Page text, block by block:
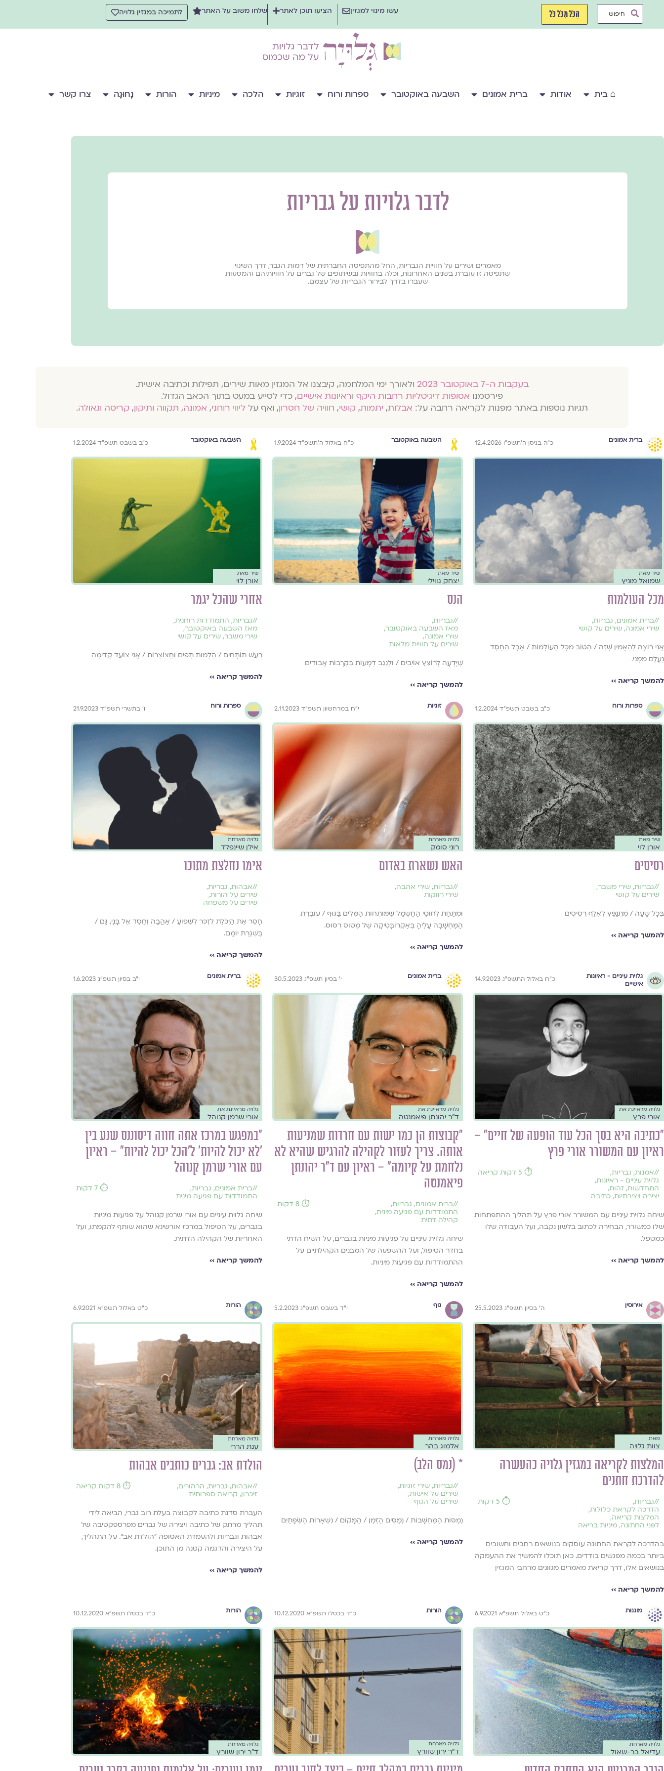
Search
הַכֹּל מִכֹּל כֹּל עשו מינוי למגזין הציעו תוכן לאתר שלחו משוב על האתר לתמיכה במגזין גלויה
⌂ בית אודות ברית אמונים השבעה באוקטובר ספרות ורוח זוגיות הלכה מיניות הורות נָחוּגָה צרו קשר
לדבר גלויות על גבריות
מאמרים ושירים על חוויית הגבריות, החל מהתפיסה החברתית של דמות הגבר, דרך השינוי
שתפיסה זו עוברת בשנים האחרונות, וכלה בחוויות ובשיתופים של גברים על חוויותיהם והמסעות
שעברו בדרך לבירור הגבריות של עצמם.
בעקבות ה-7 באוקטובר 2023
ולאורך ימי המלחמה, קיבצנו אל המגזין מאות שירים, תפילות וכתיבה אישית.
פירסמנו אסופות דיגיטליות רחבות היקף וראיונות אישיים, כדי לסייע במעט בתוך הכאב הגדול.
תגיות נוספות באתר מפנות לקריאה רחבה על: אבלות, יתמות, קושי, חוויה של חסרון, ואף על ליווי רוחני, אמונה, תקווה ותיקון, קריסה וגאולה.
ברית אמונים כ״ה בניסן ה׳תשפ״ו 12.4.2026
שיר מאת
שמואל מוניץ
מכל העולמות
//ברית אמונים, גבריות,
שירי אמונה, שירים על קושי
אֲנִי רוֹצֶה לְהַאֲמִין שֶׁזֶּה / הַטּוֹב מִכָּל הָעוֹלָמוֹת / אֲבָל הַחֶסֶד
נֶעֱלָם מִמֶּנִּי.
להמשך קריאה ››
השבעה באוקטובר כ״ח באלול ה׳תשפ״ד 1.9.2024
שיר מאת
יצחק גווילי
הנס
//גבריות,
מאז השבעה באוקטובר,
שירי אמונה,
שירים על חוויית מלאות
שֶׁיָּדְעָה לְרוֹצֵץ אוֹיְבִים / וּלְנַגֵּב דְּמָעוֹת בִּקְרָבוֹת אֲבוּדִים
להמשך קריאה ››
השבעה באוקטובר כ״ב בשבט תשפ״ד 1.2.2024
שיר מאת
אורן לוי
אחרי שהכל יגמר
//גבריות, התמודדות רוחנית,
מאז השבעה באוקטובר,
שירי משבר,שירים על קושי
רַעַשׁ תּוֹתָחִים / הַלְמוּת תֻּפִּים וַחֲצוֹצְרוֹת / אֲנִי צוֹעֵד קָדִימָה
להמשך קריאה ››
ספרות ורוח כ״ב בשבט תשפ״ד 1.2.2024
שיר מאת
אורן לוי
רסיסים
//גבריות, שירי משבר,
שירים על קושי
בְּכָל שָׁעָה / מִתְנַפֵּץ לְאֶלֶף רְסִיסִים
להמשך קריאה ››
זוגיות י״ח במרחשוון תשפ״ד 2.11.2023
גלויה מארחת
רוני סומק
האש נשארת באדום
//גבריות, שירי אהבה,
שירי רווקות
וּמִתַּחַת לְחוּטֵי הַחַשְׁמַל שֶׁמּוֹתְחוֹת הַמִּלִּים בַּגּוּף / עוֹבֶרֶת
הַמַּחְשָׁבָה עָלֶיהָ בְּאַקְרוֹבָּטִיקָה שֶׁל מְטוֹס רִסּוּס.
להמשך קריאה ››
ספרות ורוח ו׳ בתשרי תשפ״ד 21.9.2023
גלויה מארחת
אילן שיינפלד
אימו נחלצת מתוכו
//אבהות, גבריות,
שירים על הורות,
שירים על משפחה
חָסֵר אֶת הַיְּכֹלֶת לִזְכֹּר לִשְׁפוֹעַ / אַהֲבָה וְחֶסֶד אֶל בָּנַי, גַּם /
בְּשִׁגְרַת יוֹמָם.
להמשך קריאה ››
גלוית עיניים - ראיונות
אישיים
כ״ח באלול התשפ״ג 14.9.2023
גלויה מראיינת את
אורי פרץ
"כתיבה היא בסך הכל עוד הופעה של חיים" –
ראיון עם המשורר אורי פרץ
//אמנות, גבריות,
גלוית עיניים - ראיונות,
התחדשות, זהות,
יצירה ויצירתיות, כתיבה
⏱️ 5 דקות קריאה
שיחה גלוית עיניים עם המשורר אורי פרץ על תהליך ההתפתחות
שלו כמשורר, הבחירה לכתוב בלשון נקבה, ועל העבודה שלו
כמטפל.
להמשך קריאה ››
ברית אמונים י׳ בסיון תשפ״ג 30.5.2023
גלויה מראיינת את
ד"ר יהונתן פיאמנטה
"קבוצות הן כמו ישות עם חרדות שמניעות
אותה. צריך לעזור לקהילה להרגיש שהיא לא
נלחמת על קיומה" – ראיון עם ד"ר יהונתן
פיאמנטה
//ברית אמונים, גבריות,
התמודדות עם פגיעה מינית,
קהילה דתית
⏱️ 8 דקות
שיחה גלוית עיניים על פגיעות מיניות בגברים, על השיח הדתי
בחדר הטיפול, ועל ההשפעה של המבנים הקהילתיים על
ההתמודדות עם פגיעות מיניות.
להמשך קריאה ››
ברית אמונים י״ב בסיון תשפ״ג 1.6.2023
גלויה מראיינת את
אורי שרמן קנוהל
"במפגש במרכז אתה חווה דיסוננס שנע בין
'לא יכול להיות' ל'הכל יכול להיות" – ראיון
עם אורי שרמן קנוהל
//ברית אמונים, גבריות,
התמודדות עם פגיעה מינית
⏱️ 7 דקות
שיחה גלוית עיניים עם אורי שרמן קנוהל על פגיעות מיניות
בגברים, על הטיפול במרכז אורשינא שהוא שותף להקמתו, ועל
האחריות של הקהילה הדתית.
להמשך קריאה ››
אירוסין ה׳ בסיון תשפ״ג 25.5.2023
מאת
צוות גלויה
המלצות לקריאה במגזין גלויה כהעשרה
להדרכת חתנים
//גבריות,
הדרכה לקראת כלולות,
המלצות קריאה,
לפני החתונה, מיניות בריאה
⏱️ 5 דקות
בהדרכה לקראת החתונה עוסקים בנושאים רחבים וחשובים
ביותר בכמה מפגשים בודדים. כאן תוכלו להמשיך את ההעמקה
בנושאים אלו, דרך קריאת מאמרים מגוונים מרחבי המגזין
להמשך קריאה ››
גוף י״ד בשבט תשפ״ג 5.2.2023
גלויה מארחת
אלמוג בהר
* (נמס הלב)
//גבריות, שירי זוגיות,
שירים על אישות,
שירים על הגוף
נְמַסּוֹת הַמַּחְשָׁבוֹת / נְמַסִּים הַזְּמַן / הַמָּקוֹם / נִשְׁאָרוֹת הַשְּׂפָתַיִם
להמשך קריאה ››
הורות כ"ט באלול תשפ"א 6.9.2021
גלויה מארחת
ענת הררי
הולדת אב: גברים כותבים אבהות
//אבהות, גבריות, הרהורים,
זיכרון, קריאה ספרותית
⏱️ 8 דקות קריאה
העברת סדנת כתיבה לקבוצה בעלת רוב גברי, הביאה לידי
תהליך מרתק של כתיבה ויצירה של גברים מפרספקטיבה של
אבהות וגבריות ולהעמדת האסופה "הולדת אב". על התהליך,
על היצירה והדגמה קטנה מן התוכן.
להמשך קריאה ››
מוגנוּת כ"ט באלול תשפ"א 6.9.2021
גלויה מארחת
עדיאל בר-שאול
הורות כ"ד בכסלו תשפ"א 10.12.2020
גלויה מארחת
ד"ר ירון שוורץ
הורות כ"ד בכסלו תשפ"א 10.12.2020
גלויה מארחת
ד"ר ירון שוורץ